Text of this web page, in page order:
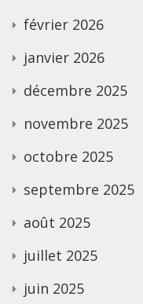
février 2026
janvier 2026
décembre 2025
novembre 2025
octobre 2025
septembre 2025
août 2025
juillet 2025
juin 2025